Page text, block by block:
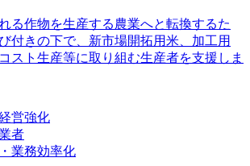
る作物を生産する農業へと転換するた
付きの下で、新市場開拓用米、加工用
スト生産等に取り組む生産者を支援しま
営強化
者
業務効率化